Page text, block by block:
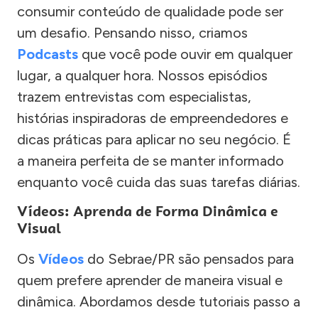
consumir conteúdo de qualidade pode ser
um desafio. Pensando nisso, criamos
Podcasts que você pode ouvir em qualquer
lugar, a qualquer hora. Nossos episódios
trazem entrevistas com especialistas,
histórias inspiradoras de empreendedores e
dicas práticas para aplicar no seu negócio. É
a maneira perfeita de se manter informado
enquanto você cuida das suas tarefas diárias.
Vídeos: Aprenda de Forma Dinâmica e
Visual
Os Vídeos do Sebrae/PR são pensados para
quem prefere aprender de maneira visual e
dinâmica. Abordamos desde tutoriais passo a